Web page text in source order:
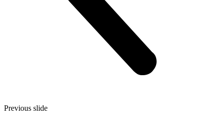
Previous slide